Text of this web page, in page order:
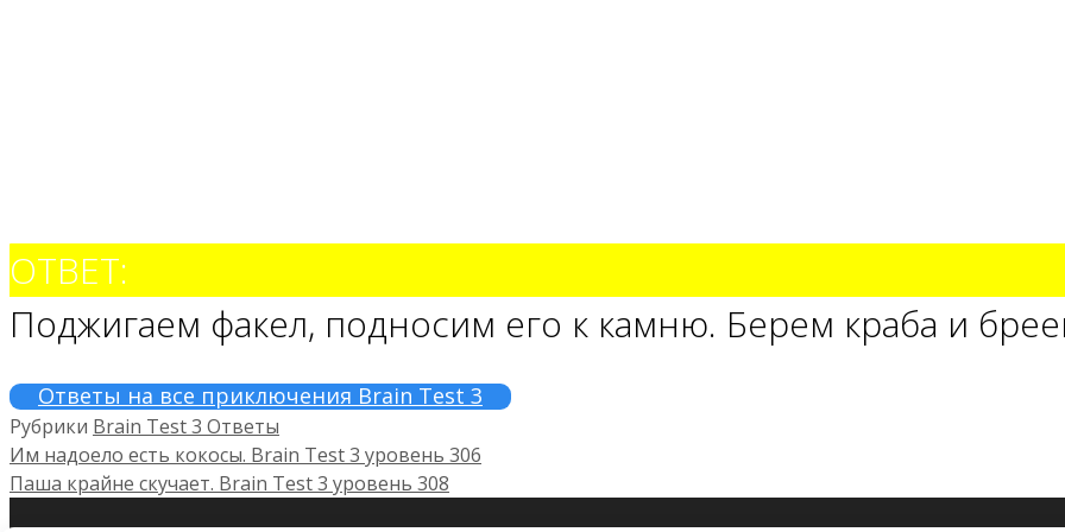
ОТВЕТ:
Поджигаем факел, подносим его к камню. Берем краба и
Ответы на все приключения Brain Test 3
Рубрики Brain Test 3 Ответы
Им надоело есть кокосы. Brain Test 3 уровень 306
Паша крайне скучает. Brain Test 3 уровень 308